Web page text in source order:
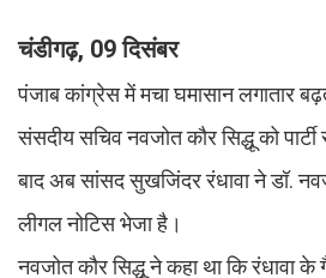
चंडीगढ़, 09 दिसंबर
पंजाब कांग्रेस में मचा घमासान लगातार
संसदीय सचिव नवजोत कौर सिद्धू को
बाद अब सांसद सुखजिंदर रंधावा ने डॉ.
लीगल नोटिस भेजा है।
नवजोत कौर सिद्धू ने कहा था कि रंधावा